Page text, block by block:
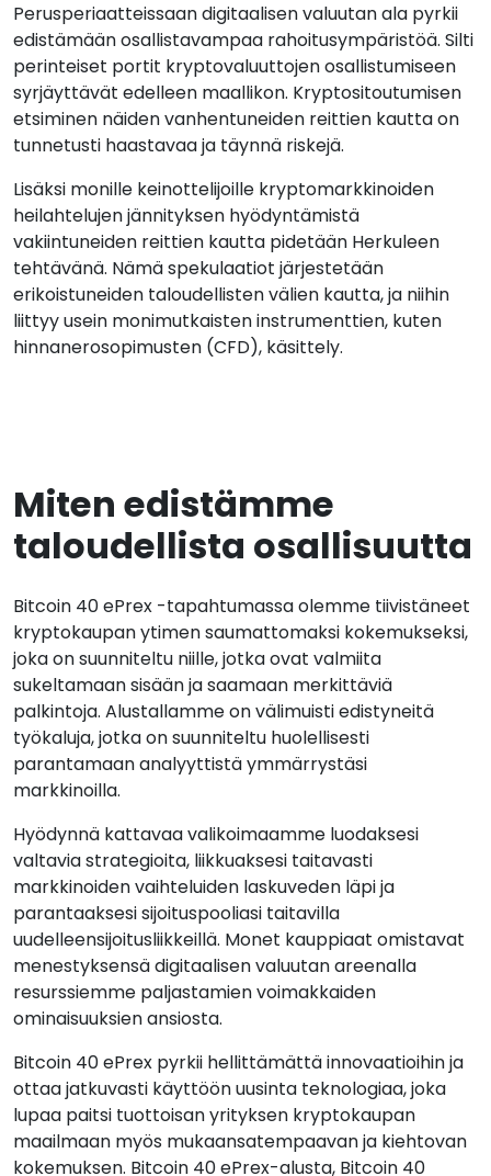
Perusperiaatteissaan digitaalisen valuutan ala pyrkii
edistämään osallistavampaa rahoitusympäristöä. Silti
perinteiset portit kryptovaluuttojen osallistumiseen
syrjäyttävät edelleen maallikon. Kryptositoutumisen
etsiminen näiden vanhentuneiden reittien kautta on
tunnetusti haastavaa ja täynnä riskejä.
Lisäksi monille keinottelijoille kryptomarkkinoiden
heilahtelujen jännityksen hyödyntämistä
vakiintuneiden reittien kautta pidetään Herkuleen
tehtävänä. Nämä spekulaatiot järjestetään
erikoistuneiden taloudellisten välien kautta, ja niihin
liittyy usein monimutkaisten instrumenttien, kuten
hinnanerosopimusten (CFD), käsittely.
Miten edistämme
taloudellista osallisuutta
Bitcoin 40 ePrex -tapahtumassa olemme tiivistäneet
kryptokaupan ytimen saumattomaksi kokemukseksi,
joka on suunniteltu niille, jotka ovat valmiita
sukeltamaan sisään ja saamaan merkittäviä
palkintoja. Alustallamme on välimuisti edistyneitä
työkaluja, jotka on suunniteltu huolellisesti
parantamaan analyyttistä ymmärrystäsi
markkinoilla.
Hyödynnä kattavaa valikoimaamme luodaksesi
valtavia strategioita, liikkuaksesi taitavasti
markkinoiden vaihteluiden laskuveden läpi ja
parantaaksesi sijoituspooliasi taitavilla
uudelleensijoitusliikkeillä. Monet kauppiaat omistavat
menestyksensä digitaalisen valuutan areenalla
resurssiemme paljastamien voimakkaiden
ominaisuuksien ansiosta.
Bitcoin 40 ePrex pyrkii hellittämättä innovaatioihin ja
ottaa jatkuvasti käyttöön uusinta teknologiaa, joka
lupaa paitsi tuottoisan yrityksen kryptokaupan
maailmaan myös mukaansatempaavan ja kiehtovan
kokemuksen. Bitcoin 40 ePrex-alusta, Bitcoin 40